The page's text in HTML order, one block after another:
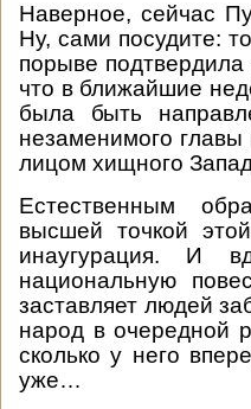
Наверное, сейчас
Ну, сами посудите:
порыве
что в ближайшие
была быть
незаменимого главы
лицом хищного
Естественным
высшей точкой
инаугурация. И
национальную
заставляет людей
народ в очередной
сколько у него
уже…